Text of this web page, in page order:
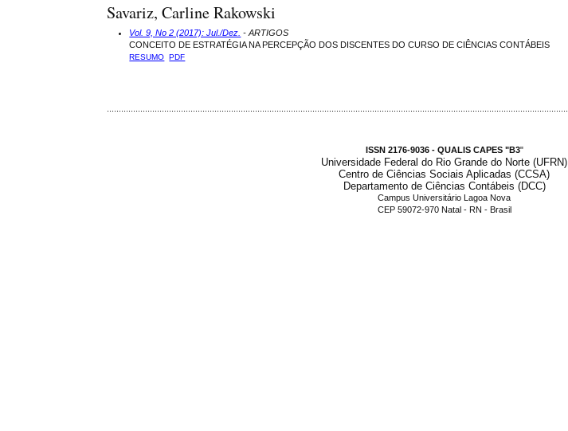
Savariz, Carline Rakowski
Vol. 9, No 2 (2017): Jul./Dez. - ARTIGOS
CONCEITO DE ESTRATÉGIA NA PERCEPÇÃO DOS DISCENTES DO CURSO DE CIÊNCIAS CONTÁBEIS
RESUMO PDF
ISSN 2176-9036 - QUALIS CAPES "B3"
Universidade Federal do Rio Grande do Norte (UFRN)
Centro de Ciências Sociais Aplicadas (CCSA)
Departamento de Ciências Contábeis (DCC)
Campus Universitário Lagoa Nova
CEP 59072-970 Natal - RN - Brasil